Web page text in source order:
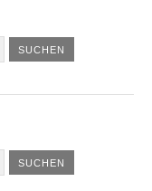
SUCHEN